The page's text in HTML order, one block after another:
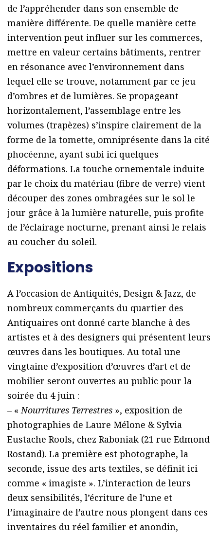
de l’appréhender dans son ensemble de
manière différente. De quelle manière cette
intervention peut influer sur les commerces,
mettre en valeur certains bâtiments, rentrer
en résonance avec l’environnement dans
lequel elle se trouve, notamment par ce jeu
d’ombres et de lumières. Se propageant
horizontalement, l’assemblage entre les
volumes (trapèzes) s’inspire clairement de la
forme de la tomette, omniprésente dans la cité
phocéenne, ayant subi ici quelques
déformations. La touche ornementale induite
par le choix du matériau (fibre de verre) vient
découper des zones ombragées sur le sol le
jour grâce à la lumière naturelle, puis profite
de l’éclairage nocturne, prenant ainsi le relais
au coucher du soleil.
Expositions
A l’occasion de Antiquités, Design & Jazz, de
nombreux commerçants du quartier des
Antiquaires ont donné carte blanche à des
artistes et à des designers qui présentent leurs
œuvres dans les boutiques. Au total une
vingtaine d’exposition d’œuvres d’art et de
mobilier seront ouvertes au public pour la
soirée du 4 juin :
– «Nourritures Terrestres », exposition de
photographies de Laure Mélone & Sylvia
Eustache Rools, chez Raboniak (21 rue Edmond
Rostand). La première est photographe, la
seconde, issue des arts textiles, se définit ici
comme « imagiste ». L’interaction de leurs
deux sensibilités, l’écriture de l’une et
l’imaginaire de l’autre nous plongent dans ces
inventaires du réel familier et anondin,